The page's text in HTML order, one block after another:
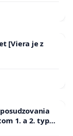
[Viera je z
1. a 2. typu